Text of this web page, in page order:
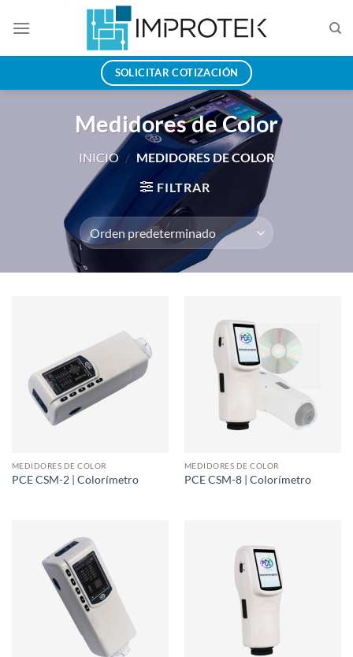
SOLICITAR COTIZACIÓN
Medidores de Color
INICIO / MEDIDORES DE COLOR
FILTRAR
MEDIDORES DE COLOR
PCE CSM-2 | Colorímetro
MEDIDORES DE COLOR
PCE CSM-8 | Colorímetro